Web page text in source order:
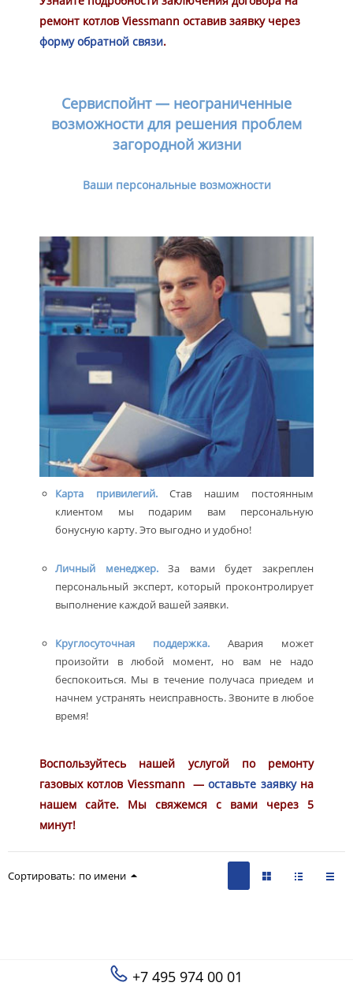
ремонт котлов Viessmann оставив заявку через
форму обратной связи.
Сервиспойнт — неограниченные
возможности для решения проблем
загородной жизни
Ваши персональные возможности
Карта привилегий.Став нашим постоянным
клиентом мы подарим вам персональную
бонусную карту. Это выгодно и удобно!
Личный менеджер.За вами будет закреплен
персональный эксперт, который проконтролирует
выполнение каждой вашей заявки.
Круглосуточная поддержка. Авария может
произойти в любой момент, но вам не надо
беспокоиться. Мы в течение получаса приедем и
начнем устранять неисправность. Звоните в любое
время!
Воспользуйтесь нашей услугой по ремонту
газовых котлов Viessmann —оставьте заявкуна
нашем сайте. Мы свяжемся с вами через 5
минут!
Сортировать: по имени
+7 495 974 00 01